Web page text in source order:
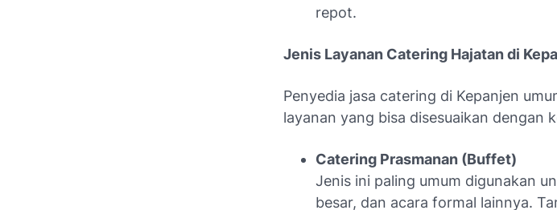
repot.
Jenis Layanan Catering Hajatan di
Penyedia jasa catering di Kepanjen
layanan yang bisa disesuaikan dengan
Catering Prasmanan (Buffet)
Jenis ini paling umum digunakan
besar, dan acara formal lainnya.